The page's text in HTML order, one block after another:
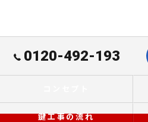
0120-492-193
鍵工事の流れ